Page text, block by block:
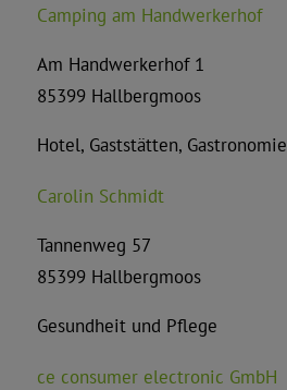
Camping am Handwerkerhof
Am Handwerkerhof 1
85399 Hallbergmoos
Hotel, Gaststätten, Gastronomie
Carolin Schmidt
Tannenweg 57
85399 Hallbergmoos
Gesundheit und Pflege
ce consumer electronic GmbH